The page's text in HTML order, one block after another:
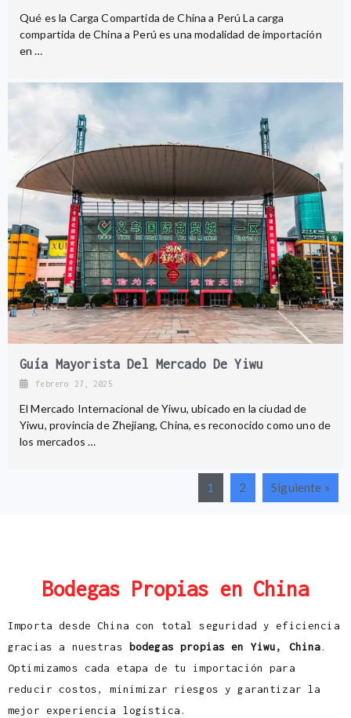
Qué es la Carga Compartida de China a Perú La carga
compartida de China a Perú es una modalidad de importación
en …
Guía Mayorista Del Mercado De Yiwu
febrero 27, 2025
El Mercado Internacional de Yiwu, ubicado en la ciudad de
Yiwu, provincia de Zhejiang, China, es reconocido como uno de
los mercados …
1 2 Siguiente »
Bodegas Propias en China
Importa desde China con total seguridad y eficiencia
gracias a nuestras bodegas propias en Yiwu, China.
Optimizamos cada etapa de tu importación para
reducir costos, minimizar riesgos y garantizar la
mejor experiencia logística.